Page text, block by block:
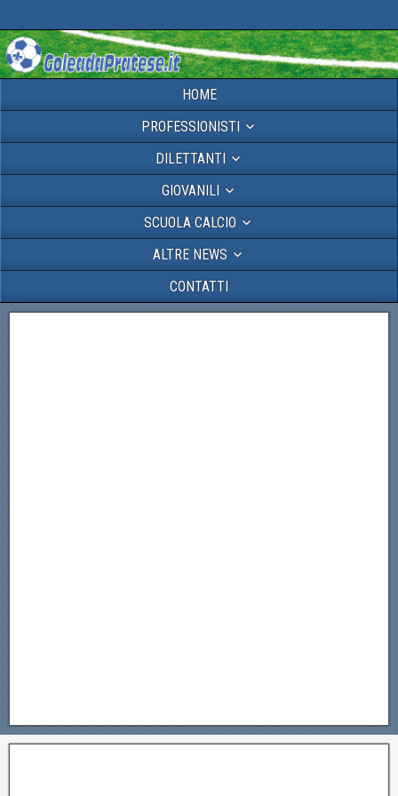
HOME
PROFESSIONISTI
DILETTANTI
GIOVANILI
SCUOLA CALCIO
ALTRE NEWS
CONTATTI